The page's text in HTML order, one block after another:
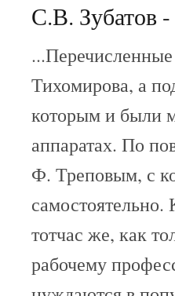
С.В. Зубатов
Тихомирова, а
которым и были
аппаратах. По
Ф. Треповым, с
тотчас же, как
рабочему